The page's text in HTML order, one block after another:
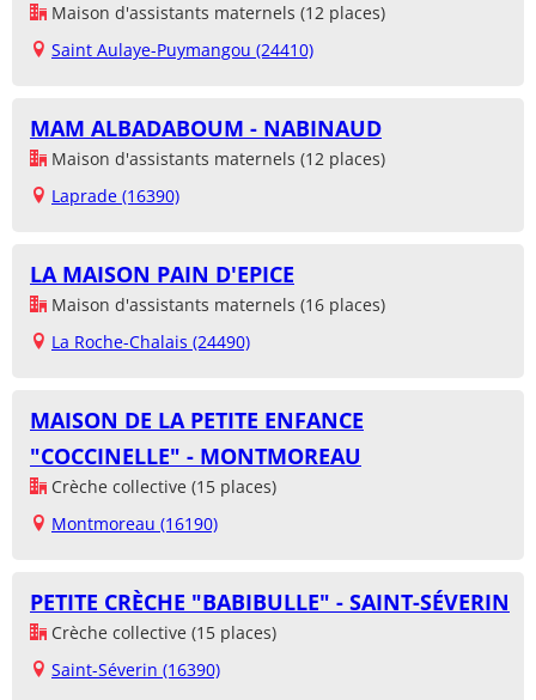
Maison d'assistants maternels (12 places)
Saint Aulaye-Puymangou (24410)
MAM ALBADABOUM - NABINAUD
Maison d'assistants maternels (12 places)
Laprade (16390)
LA MAISON PAIN D'EPICE
Maison d'assistants maternels (16 places)
La Roche-Chalais (24490)
MAISON DE LA PETITE ENFANCE
"COCCINELLE" - MONTMOREAU
Crèche collective (15 places)
Montmoreau (16190)
PETITE CRÈCHE "BABIBULLE" - SAINT-SÉVERIN
Crèche collective (15 places)
Saint-Séverin (16390)